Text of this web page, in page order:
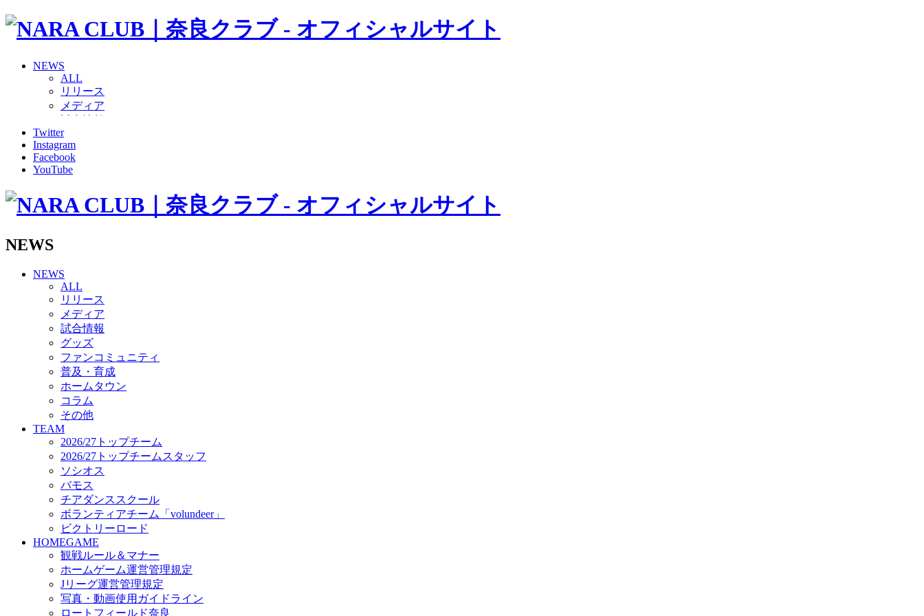
NEWS
ALL
リリース
メディア
グッズ
ファンコミュニティ
普及・育成
ホームタウン
その他
バモス
チアダンススクール
ボランティアチーム「volundeer」
ビクトリーロード
HOMEGAME
観戦ルール＆マナー
ホームゲーム運営管理規定
Jリーグ運営管理規定
写真・動画使用ガイドライン
ロートフィールド奈良
SCHEDULE
2026/27
練習見学時のファンサービスについて
TICKET
奈良クラブ明治安田J3リーグ2026/27シーズン試合観戦チケット
奈良クラブ明治安田Ｊ3リーグ 2026/27シーズン「鹿パス」
観戦ルール＆マナー
FANCOMMUNITY
2026/27ファンコミュニティ
サポートショップ
GOODS
オフィシャルストア（実店舗）
オンラインストア
ACADEMY
アカデミーについて
Twitter
Instagram
Facebook
YouTube
NEWS
NEWS
ALL
リリース
メディア
試合情報
グッズ
ファンコミュニティ
普及・育成
ホームタウン
コラム
その他
TEAM
2026/27トップチーム
2026/27トップチームスタッフ
ソシオス
バモス
チアダンススクール
ボランティアチーム「volundeer」
ビクトリーロード
HOMEGAME
観戦ルール＆マナー
ホームゲーム運営管理規定
Jリーグ運営管理規定
写真・動画使用ガイドライン
ロートフィールド奈良